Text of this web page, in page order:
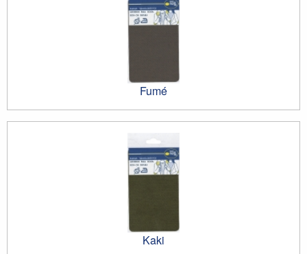
Fumé
Kaki